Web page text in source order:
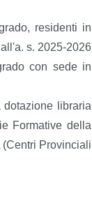
residenti in
s. 2025-2026
con sede in
libraria
Formative della
Provinciali